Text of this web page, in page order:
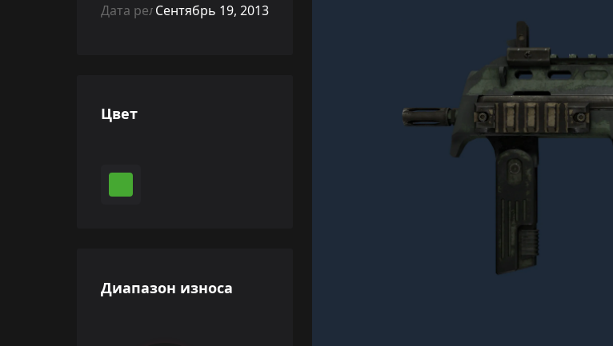
Дата релиза:Сентябрь 19, 2013
Цвет
Диапазон износа